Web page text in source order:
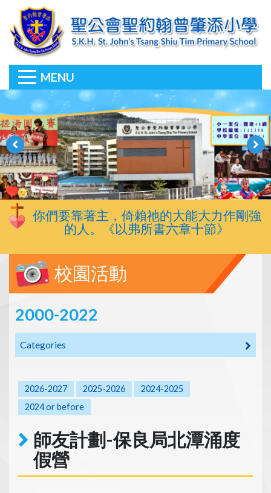
MENU
你們要靠著主，倚賴祂的大能大力作剛強
的人。《以弗所書六章十節》
校園活動
2000-2022
Categories
2026-2027 2025-2026
2024-2025
2024 or before
師友計劃-保良局北潭涌度
假營